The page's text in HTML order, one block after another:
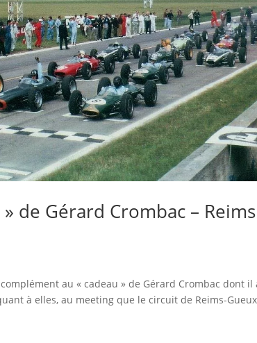
de Gérard Crombac – Reims
au « cadeau » de Gérard Crombac dont il
à elles, au meeting que le circuit de Reims-Gueux